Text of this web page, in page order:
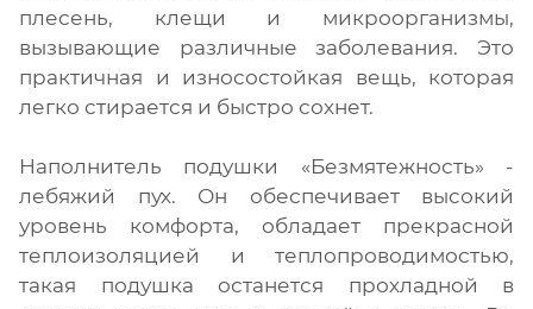
плесень, клещи и микроорганизмы,
вызывающие различные заболевания. Это
практичная и износостойкая вещь, которая
легко стирается и быстро сохнет.
Наполнитель подушки «Безмятежность» -
лебяжий пух. Он обеспечивает высокий
уровень комфорта, обладает прекрасной
теплоизоляцией и теплопроводимостью,
такая подушка останется прохладной в